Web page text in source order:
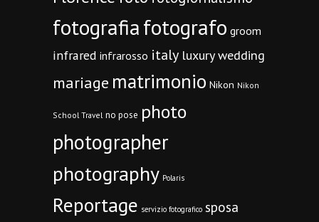
fotografiafotografo groom
infrared infrarosso italy luxury wedding
mariage matrimonio Nikon Nikon
School Travel no pose photo
photographer
photography Polaris
Reportage servizio fotografico sposa